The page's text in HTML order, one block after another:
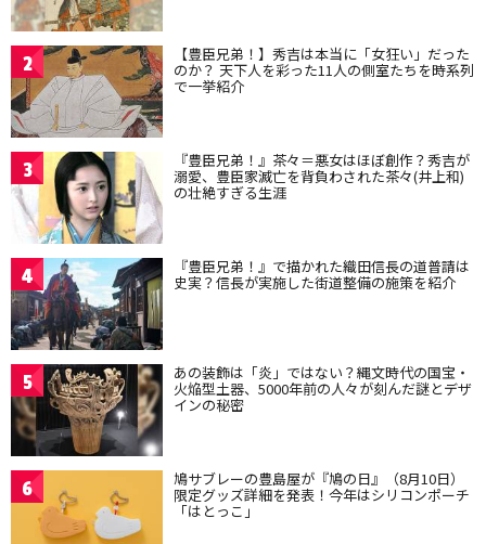
2 【豊臣兄弟！】秀吉は本当に「女狂い」だった
のか？ 天下人を彩った11人の側室たちを時系列
で一挙紹介
3 『豊臣兄弟！』茶々＝悪女はほぼ創作？秀吉が
溺愛、豊臣家滅亡を背負わされた茶々(井上和)
の壮絶すぎる生涯
4 『豊臣兄弟！』で描かれた織田信長の道普請は
史実？信長が実施した街道整備の施策を紹介
5 あの装飾は「炎」ではない？縄文時代の国宝・
火焔型土器、5000年前の人々が刻んだ謎とデザ
インの秘密
6 鳩サブレーの豊島屋が『鳩の日』（8月10日）
限定グッズ詳細を発表！今年はシリコンポーチ
「はとっこ」